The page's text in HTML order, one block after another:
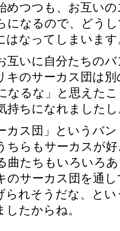
めつつも、お互い
になるので、どう
はなってしまいます
互いに自分たちの
キのサーカス団は
なるな」と思えた
持ちになれました
カス団」というバ
ちらもサーカスが
曲たちもいろいろ
のサーカス団を通
られそうだな、と
たからね。